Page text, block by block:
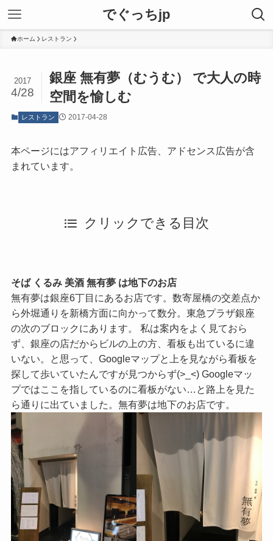
でぐっちjp
ホーム レストラン
銀座 無有夢（むうむ） で大人の時
空間を愉しむ
2017
4/28
レストラン 2017-04-28
本ページにはアフィリエイト広告、アドセンス広告が含
まれています。
クリックできる目次
そば くるみ 美酒 無有夢 は地下のお店
無有夢は銀座6丁目にあるお店です。数寄屋橋の交差点か
ら外堀通りを新橋方面に向かって数分。東急プラザ銀座
の次のブロックにあります。 私は案内をよく見ておら
ず、銀座の店だからビルの上の方、看板も出ているに違
いない。と思って、Googleマップと上を見ながら看板を
探して歩いていたんですが見つからず(>_<) Googleマッ
プではここを指しているのに看板がない…と路上を見た
ら通りに出ていました。無有夢は地下のお店です。